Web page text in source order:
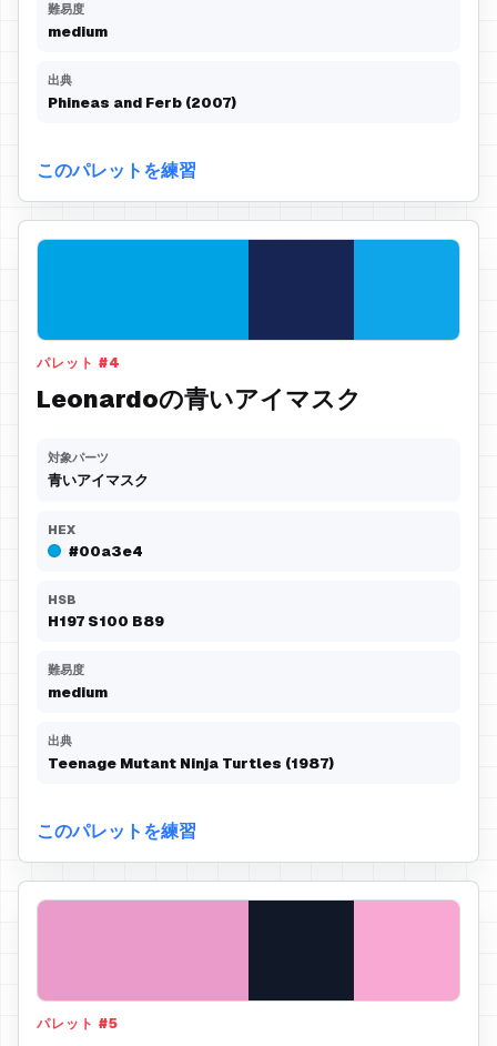
難易度
medium
出典
Phineas and Ferb (2007)
このパレットを練習
パレット #4
Leonardoの青いアイマスク
対象パーツ
青いアイマスク
HEX
#00a3e4
HSB
H197 S100 B89
難易度
medium
出典
Teenage Mutant Ninja Turtles (1987)
このパレットを練習
パレット #5